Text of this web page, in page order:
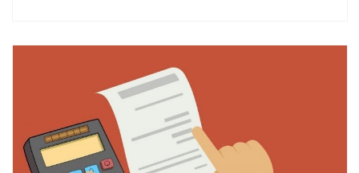
Смотреть проект